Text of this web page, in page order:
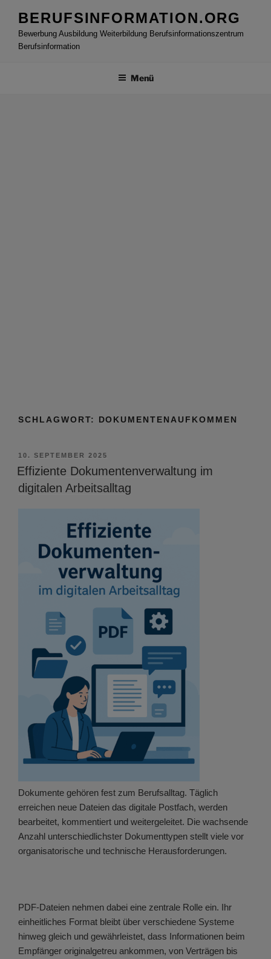
Inhalt
springen
BERUFSINFORMATION.ORG
Bewerbung Ausbildung Weiterbildung Berufsinformationszentrum
Berufsinformation
Menü
SCHLAGWORT: DOKUMENTENAUFKOMMEN
VERÖFFENTLICHT
AM
10. SEPTEMBER 2025
Effiziente Dokumentenverwaltung im
digitalen Arbeitsalltag
Dokumente gehören fest zum Berufsalltag. Täglich
erreichen neue Dateien das digitale Postfach, werden
bearbeitet, kommentiert und weitergeleitet. Die wachsende
Anzahl unterschiedlichster Dokumenttypen stellt viele vor
organisatorische und technische Herausforderungen.
PDF-Dateien nehmen dabei eine zentrale Rolle ein. Ihr
einheitliches Format bleibt über verschiedene Systeme
hinweg gleich und gewährleistet, dass Informationen beim
Empfänger originalgetreu ankommen, von Verträgen bis